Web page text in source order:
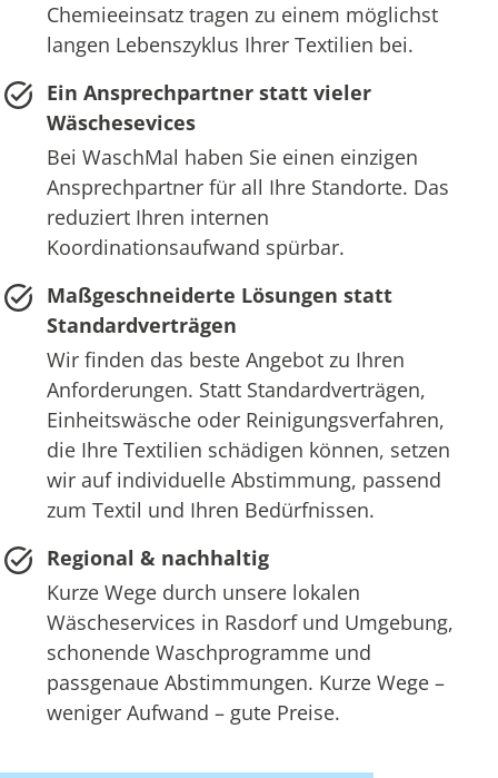
Chemieeinsatz tragen zu einem möglichst
langen Lebenszyklus Ihrer Textilien bei.
Ein Ansprechpartner statt vieler
Wäschesevices
Bei WaschMal haben Sie einen einzigen
Ansprechpartner für all Ihre Standorte. Das
reduziert Ihren internen
Koordinationsaufwand spürbar.
Maßgeschneiderte Lösungen statt
Standardverträgen
Wir finden das beste Angebot zu Ihren
Anforderungen. Statt Standardverträgen,
Einheitswäsche oder Reinigungsverfahren,
die Ihre Textilien schädigen können, setzen
wir auf individuelle Abstimmung, passend
zum Textil und Ihren Bedürfnissen.
Regional & nachhaltig
Kurze Wege durch unsere lokalen
Wäscheservices in Rasdorf und Umgebung,
schonende Waschprogramme und
passgenaue Abstimmungen. Kurze Wege –
weniger Aufwand – gute Preise.